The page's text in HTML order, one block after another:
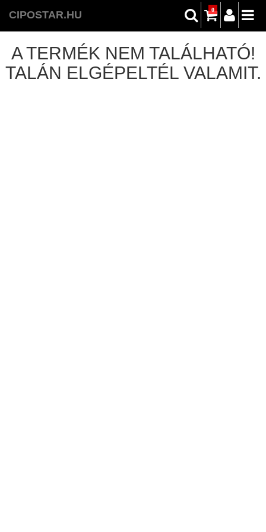
CIPOSTAR.HU 0
A TERMÉK NEM TALÁLHATÓ!
TALÁN ELGÉPELTÉL VALAMIT.